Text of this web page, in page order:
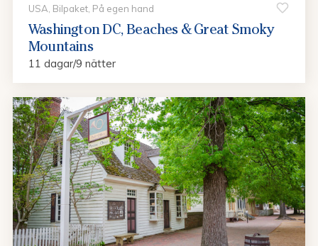
USA, Bilpaket, På egen hand
Washington DC, Beaches & Great Smoky
Mountains
11 dagar/9 nätter